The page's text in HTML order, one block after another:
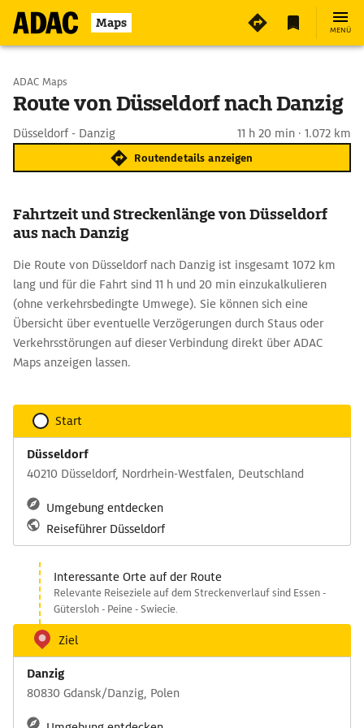
Maps MENÜ
Start wählen
ADAC Maps
Route von Düsseldorf nach Danzig
Düsseldorf - Danzig 11 h 20 min · 1.072 km
Routendetails anzeigen
Fahrtzeit und Streckenlänge von Düsseldorf
aus nach Danzig
Die Route von Düsseldorf nach Danzig ist insgesamt 1072 km
lang und für die Fahrt sind 11 h und 20 min einzukalkulieren
(ohne verkehrsbedingte Umwege). Sie können sich eine
Übersicht über eventuelle Verzögerungen durch Staus oder
Verkehrsstörungen auf dieser Verbindung direkt über ADAC
Maps anzeigen lassen.
Start
Düsseldorf
40210 Düsseldorf, Nordrhein-Westfalen, Deutschland
Umgebung entdecken
Reiseführer Düsseldorf
Interessante Orte auf der Route
Relevante Reiseziele auf dem Streckenverlauf sind Essen -
Gütersloh - Peine - Swiecie.
Ziel
Danzig
80830 Gdansk/Danzig, Polen